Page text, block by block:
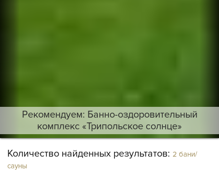
Рекомендуем: Банно-оздоровительный
комплекс «Трипольское солнце»
Количество найденных результатов: 2 бани/
сауны